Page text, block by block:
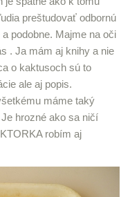
preštudovať odbornú
podobne. Majme na oči
. Ja mám aj knihy a nie
o kaktusoch sú to
ale aj popis.
máme taký
hrozné ako sa ničí
robím aj